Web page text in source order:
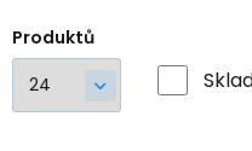
Produktů